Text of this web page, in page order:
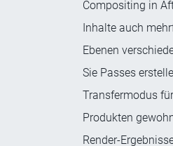
Compositing in
Inhalte auch
Ebenen
Sie Passes
Transfermodus
Produkten
Render-